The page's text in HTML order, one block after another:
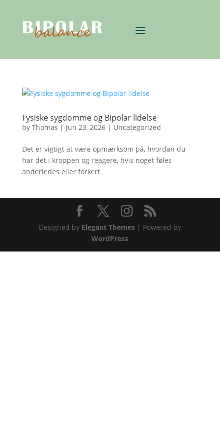
Fysiske sygdomme og Bipolar lidelse
by Thomas | Jun 23, 2026| Uncategorized
Det er vigtigt at være opmærksom på, hvordan du
har det i kroppen og reagere, hvis noget føles
anderledes eller forkert.
Designed by Elegant Themes| Powered by
WordPress